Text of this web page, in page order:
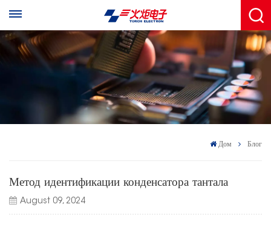
Дом Блог
Метод идентификации конденсатора тантала
August 09, 2024